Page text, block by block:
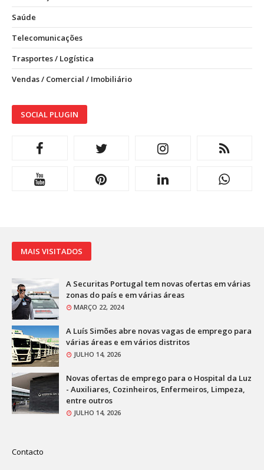
Saúde
Telecomunicações
Trasportes / Logística
Vendas / Comercial / Imobiliário
SOCIAL PLUGIN
MAIS VISITADOS
A Securitas Portugal tem novas ofertas em várias
zonas do país e em várias áreas
MARÇO 22, 2024
A Luís Simões abre novas vagas de emprego para
várias áreas e em vários distritos
JULHO 14, 2026
Novas ofertas de emprego para o Hospital da Luz
- Auxiliares, Cozinheiros, Enfermeiros, Limpeza,
entre outros
JULHO 14, 2026
Contacto